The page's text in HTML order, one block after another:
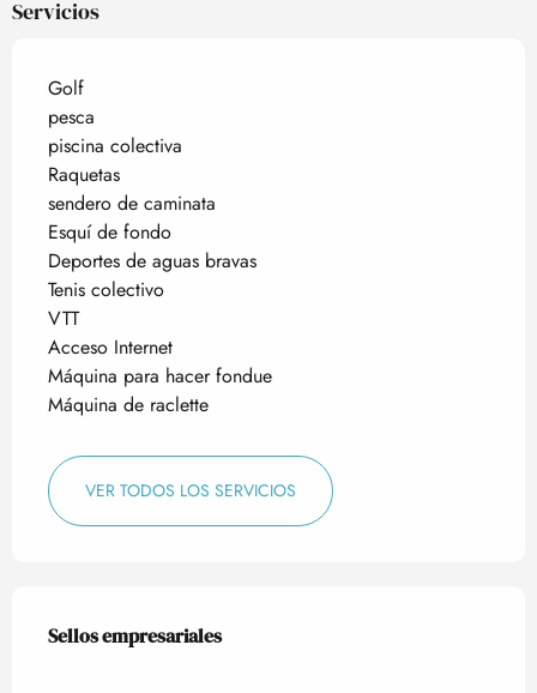
Servicios
Golf
pesca
piscina colectiva
Raquetas
sendero de caminata
Esquí de fondo
Deportes de aguas bravas
Tenis colectivo
VTT
Acceso Internet
Máquina para hacer fondue
Máquina de raclette
VER TODOS LOS SERVICIOS
Oferta de prestaciones
Sellos empresariales
Sellos empresariales